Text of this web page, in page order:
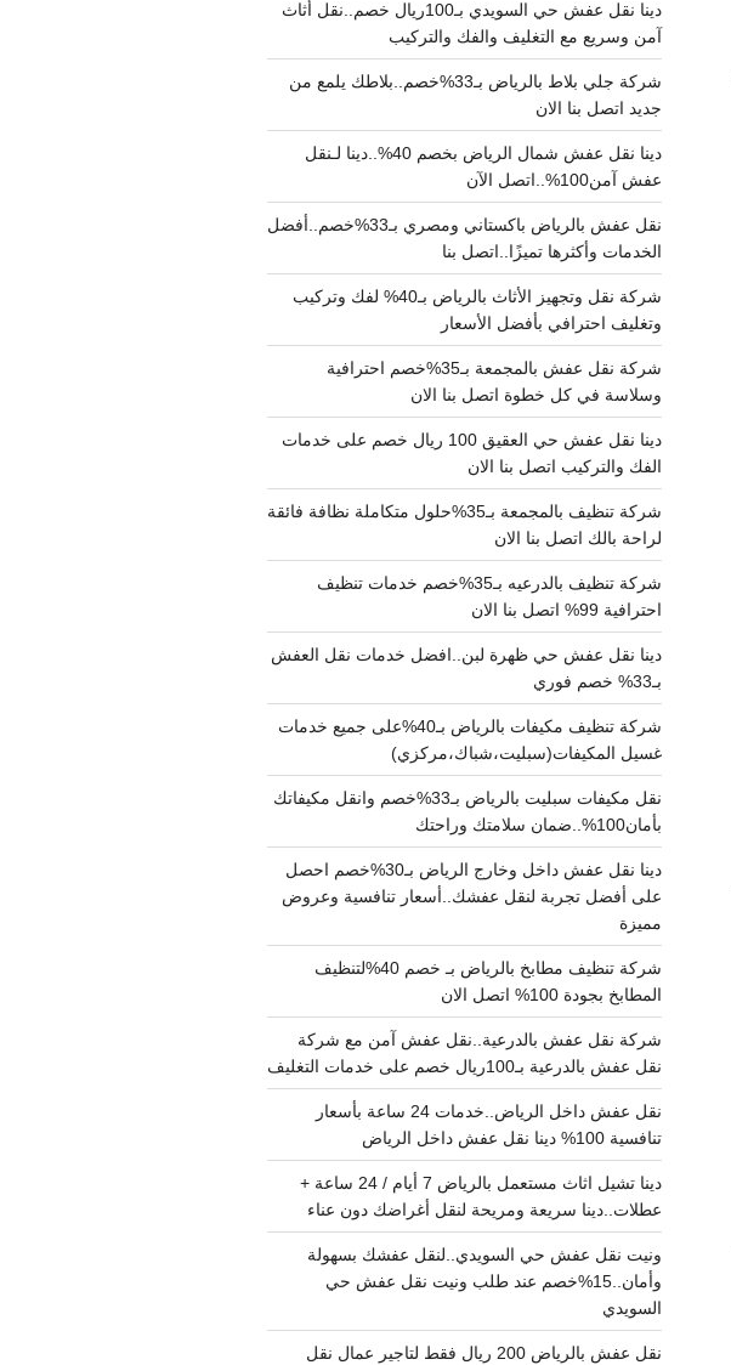
دينا نقل عفش حي السويدي بـ100ريال خصم..نقل أثاث
آمن وسريع مع التغليف والفك والتركيب
شركة جلي بلاط بالرياض بـ33%خصم..بلاطك يلمع من
جديد اتصل بنا الان
دينا نقل عفش شمال الرياض بخصم 40%..دينا لـنقل
عفش آمن100%..اتصل الآن
نقل عفش بالرياض باكستاني ومصري بـ33%خصم..أفضل
الخدمات وأكثرها تميزًا..اتصل بنا
شركة نقل وتجهيز الأثاث بالرياض بـ40% لفك وتركيب
وتغليف احترافي بأفضل الأسعار
شركة نقل عفش بالمجمعة بـ35%خصم احترافية
وسلاسة في كل خطوة اتصل بنا الان
دينا نقل عفش حي العقيق 100 ريال خصم على خدمات
الفك والتركيب اتصل بنا الان
شركة تنظيف بالمجمعة بـ35%حلول متكاملة نظافة فائقة
لراحة بالك اتصل بنا الان
شركة تنظيف بالدرعيه بـ35%خصم خدمات تنظيف
احترافية 99% اتصل بنا الان
دينا نقل عفش حي ظهرة لبن..افضل خدمات نقل العفش
بـ33% خصم فوري
شركة تنظيف مكيفات بالرياض بـ40%على جميع خدمات
غسيل المكيفات(سبليت،شباك،مركزي)
نقل مكيفات سبليت بالرياض بـ33%خصم وانقل مكيفاتك
بأمان100%..ضمان سلامتك وراحتك
دينا نقل عفش داخل وخارج الرياض بـ30%خصم احصل
على أفضل تجربة لنقل عفشك..أسعار تنافسية وعروض
مميزة
شركة تنظيف مطابخ بالرياض بـ خصم 40%لتنظيف
المطابخ بجودة 100% اتصل الان
شركة نقل عفش بالدرعية..نقل عفش آمن مع شركة
نقل عفش بالدرعية بـ100ريال خصم على خدمات التغليف
نقل عفش داخل الرياض..خدمات 24 ساعة بأسعار
تنافسية 100% دينا نقل عفش داخل الرياض
دينا تشيل اثاث مستعمل بالرياض 7 أيام / 24 ساعة +
عطلات..دينا سريعة ومريحة لنقل أغراضك دون عناء
ونيت نقل عفش حي السويدي..لنقل عفشك بسهولة
وأمان..15%خصم عند طلب ونيت نقل عفش حي
السويدي
نقل عفش بالرياض 200 ريال فقط لتاجير عمال نقل